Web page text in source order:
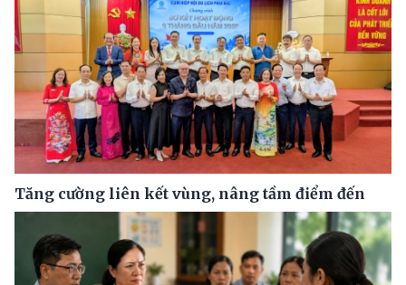
Tăng cường liên kết vùng, nâng tầm điểm đến